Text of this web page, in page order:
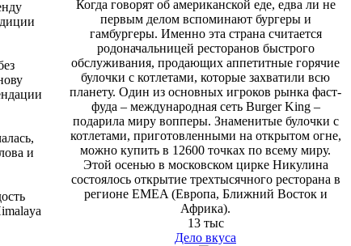
и
Когда говорят об американской еде, едва ли не
первым делом вспоминают бургеры и
гамбургеры. Именно эта страна считается
родоначальницей ресторанов быстрого
обслуживания, продающих аппетитные горячие
булочки с котлетами, которые захватили всю
планету. Один из основных игроков рынка фаст-
фуда – международная сеть Burger King –
подарила миру вопперы. Знаменитые булочки с
котлетами, приготовленными на открытом огне,
можно купить в 12600 точках по всему миру.
Этой осенью в московском цирке Никулина
состоялось открытие трехтысячного ресторана в
регионе EMEA (Европа, Ближний Восток и
Африка).
13 тыс
Дело вкуса